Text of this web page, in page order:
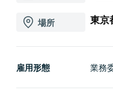
場所 東京
雇用形態 業務